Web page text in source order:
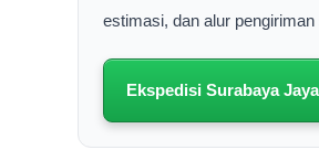
estimasi, dan alur
Ekspedisi Surabaya